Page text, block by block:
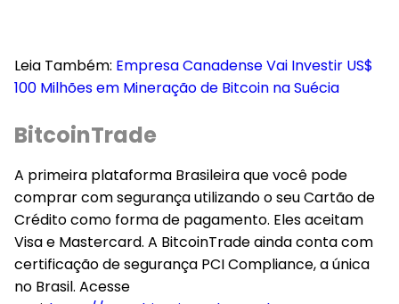
Leia Também: Empresa Canadense Vai Investir US$
100 Milhões em Mineração de Bitcoin na Suécia
BitcoinTrade
A primeira plataforma Brasileira que você pode
comprar com segurança utilizando o seu Cartão de
Crédito como forma de pagamento. Eles aceitam
Visa e Mastercard. A BitcoinTrade ainda conta com
certificação de segurança PCI Compliance, a única
no Brasil. Acesse